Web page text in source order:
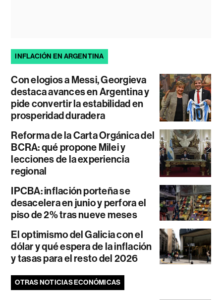
INFLACIÓN EN ARGENTINA
Con elogios a Messi, Georgieva
destaca avances en Argentina y
pide convertir la estabilidad en
prosperidad duradera
Reforma de la Carta Orgánica del
BCRA: qué propone Milei y
lecciones de la experiencia
regional
IPCBA: inflación porteña se
desacelera en junio y perfora el
piso de 2% tras nueve meses
El optimismo del Galicia con el
dólar y qué espera de la inflación
y tasas para el resto del 2026
OTRAS NOTICIAS ECONÓMICAS